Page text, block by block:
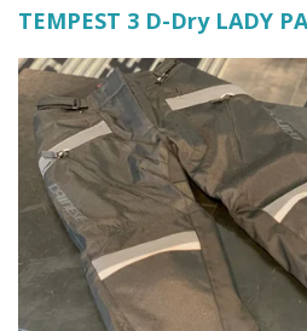
TEMPEST 3 D-Dry LADY